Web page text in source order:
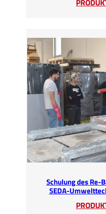
Schulung des Re-
SEDA-